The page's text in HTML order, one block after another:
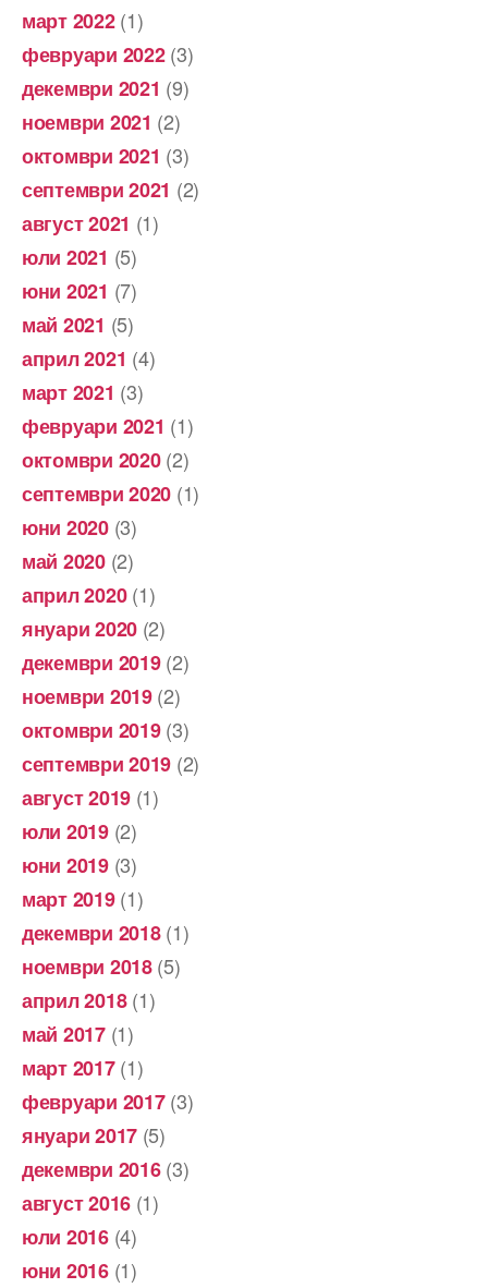
март 2022(1)
февруари 2022(3)
декември 2021 (9)
ноември 2021 (2)
октомври 2021 (3)
септември 2021 (2)
август 2021 (1)
юли 2021 (5)
юни 2021 (7)
май 2021 (5)
април 2021 (4)
март 2021 (3)
февруари 2021 (1)
октомври 2020(2)
септември 2020 (1)
юни 2020(3)
май 2020(2)
април 2020(1)
януари 2020 (2)
декември 2019(2)
ноември 2019(2)
октомври 2019(3)
септември 2019 (2)
август 2019 (1)
юли 2019(2)
юни 2019(3)
март 2019(1)
декември 2018(1)
ноември 2018(5)
април 2018(1)
май 2017(1)
март 2017(1)
февруари 2017(3)
януари 2017 (5)
декември 2016(3)
август 2016 (1)
юли 2016(4)
юни 2016(1)